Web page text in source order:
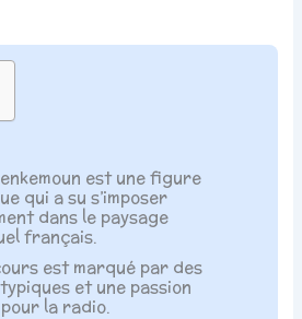
est une figure
qui a su s’imposer
dans le paysage
français.
est marqué par des
et une passion
la radio.